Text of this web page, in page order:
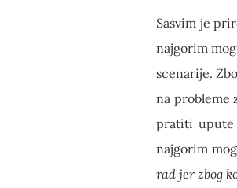
Sasvim je
najgorim
scenarije.
na probleme
pratiti upute
najgorim
rad jer zbog